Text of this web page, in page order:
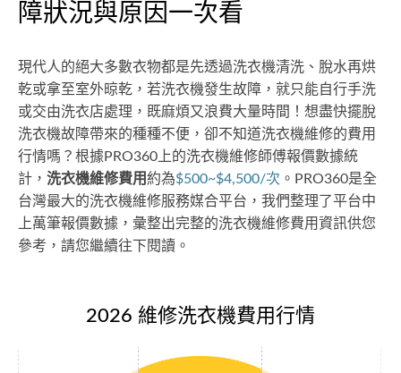
障狀況與原因一次看
現代人的絕大多數衣物都是先透過洗衣機清洗、脫水再烘
乾或拿至室外晾乾，若洗衣機發生故障，就只能自行手洗
或交由洗衣店處理，既麻煩又浪費大量時間！想盡快擺脫
洗衣機故障帶來的種種不便，卻不知道洗衣機維修的費用
行情嗎？根據PRO360上的洗衣機維修師傅報價數據統
計， 洗衣機維修費用約為$500~$4,500/次 。PRO360是全
台灣最大的洗衣機維修服務媒合平台，我們整理了平台中
上萬筆報價數據，彙整出完整的洗衣機維修費用資訊供您
參考，請您繼續往下閱讀。
2026 維修洗衣機費用行情